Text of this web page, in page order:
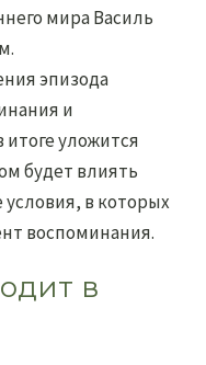
мира Василь
эпизода
и
итоге уложится
будет влиять
в которых
воспоминания.
в